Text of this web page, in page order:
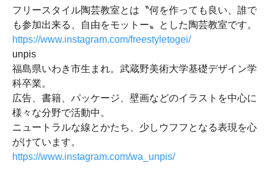
フリースタイル陶芸教室とは〝何を作っても良い、誰で
も参加出来る、自由をモットー〟とした陶芸教室です。
https://www.instagram.com/freestyletogei/
unpis
福島県いわき市生まれ。武蔵野美術大学基礎デザイン学
科卒業。
広告、書籍、パッケージ、壁画などのイラストを中心に
様々な分野で活動中。
ニュートラルな線とかたち、少しウフフとなる表現を心
がけています。
https://www.instagram.com/wa_unpis/